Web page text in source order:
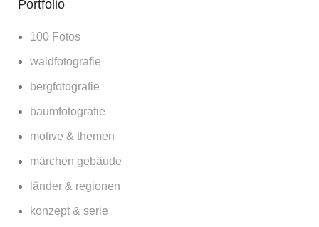
Portfolio
100 Fotos
waldfotografie
bergfotografie
baumfotografie
motive & themen
märchen gebäude
länder & regionen
konzept & serie